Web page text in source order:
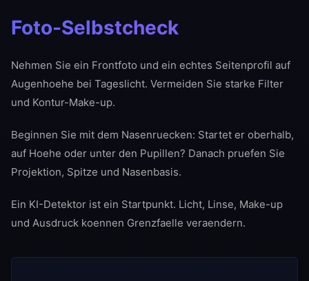
Foto-Selbstcheck
Nehmen Sie ein Frontfoto und ein echtes Seitenprofil auf
Augenhoehe bei Tageslicht. Vermeiden Sie starke Filter
und Kontur-Make-up.
Beginnen Sie mit dem Nasenruecken: Startet er oberhalb,
auf Hoehe oder unter den Pupillen? Danach pruefen Sie
Projektion, Spitze und Nasenbasis.
Ein KI-Detektor ist ein Startpunkt. Licht, Linse, Make-up
und Ausdruck koennen Grenzfaelle veraendern.